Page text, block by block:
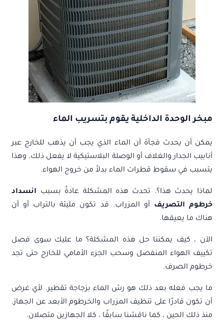
مبخر الوحدة الداخلية يقوم بتسريب الماء
يمكن أن يحدث فجأة أن الماء الذي يجب أن يذهب للخارج عبر
أنابيب الجدار والغلاف أو الوصلة البلاستيكية لا يفعل ذلك. وهذا
يتسبب في سقوط قطرات الماء بدلاً من خروج الهواء.
لماذا يحدث هذا؟. تحدث هذه المشكلة عادةً بسبب انسداد
خرطوم التصريف أو المزراب. قد تكون مليئة بالتراب أو أن
هناك ما يعيقها.
الآن ، كيف يمكننا حل هذه المشكلة؟ ما عليك سوى فصل
تكييف الهواء المنفصل وسحب الجزء الأمامي للخارج حتى تجد
خرطوم الصرف.
ما يجب فعله بعد ذلك هو رش الماء بزجاجة تقطير. لأي غرض
أن تكون قادرًا على تنظيف المزراب والخرطوم الأبعد عن الجهاز.
منذ ذلك الحين ، كما ناقشنا سابقًا ، كلا الجهازين متصلان.